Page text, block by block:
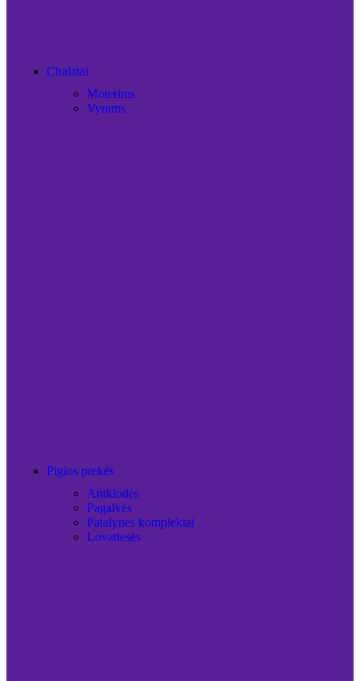
Chalatai
Moterims
Vyrams
Pigios prekės
Antklodės
Pagalvės
Patalynės komplektai
Lovatiesės